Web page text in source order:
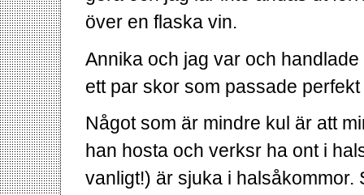
över en flaska vin.
Annika och jag var och
ett par skor som passade
Något som är mindre kul är att
han hosta och verksr ha ont i
vanligt!) är sjuka i halsåkommor.